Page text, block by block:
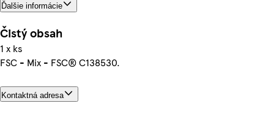
Ďalšie informácie
Čistý obsah
1 x ks
FSC - Mix - FSC® C138530.
Kontaktná adresa